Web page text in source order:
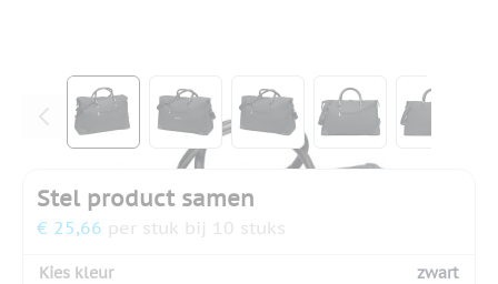
View larger imageView larger imageView larger image
View larger
Stel product samen
€ 25,66 per stuk bij 10 stuks
Kies kleur zwart